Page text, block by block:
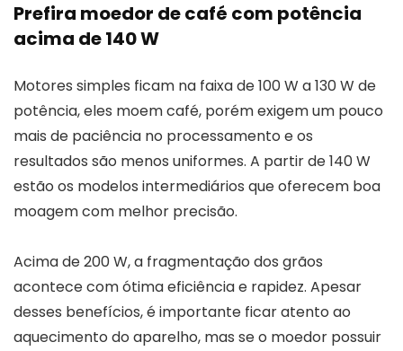
Prefira moedor de café com potência
acima de 140 W
Motores simples ficam na faixa de 100 W a 130 W de
potência, eles moem café, porém exigem um pouco
mais de paciência no processamento e os
resultados são menos uniformes. A partir de 140 W
estão os modelos intermediários que oferecem boa
moagem com melhor precisão.
Acima de 200 W, a fragmentação dos grãos
acontece com ótima eficiência e rapidez. Apesar
desses benefícios, é importante ficar atento ao
aquecimento do aparelho, mas se o moedor possuir